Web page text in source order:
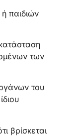
παιδιών
των
του
βρίσκεται